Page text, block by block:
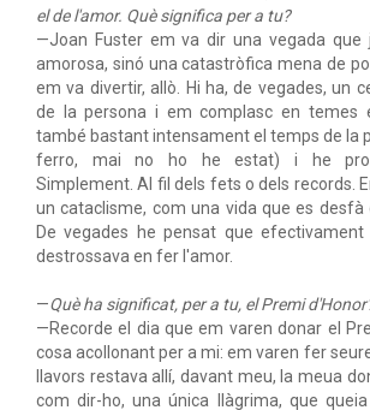
el de l'amor. Què significa per a tu?
—Joan Fuster em va dir una vegada que
amorosa, sinó una catastròfica mena de
em va divertir, allò. Hi ha, de vegades, un
de la persona i em complasc en temes
també bastant intensament el temps de la
ferro, mai no ho he estat) i he
Simplement. Al fil dels fets o dels records.
un cataclisme, com una vida que es desfà
De vegades he pensat que
destrossava en fer l'amor.
—Què ha significat, per a tu, el Premi
—Recorde el dia que em varen donar el
cosa acollonant per a mi: em varen fer
llavors restava allí, davant meu, la meua
com dir-ho, una única llàgrima, que